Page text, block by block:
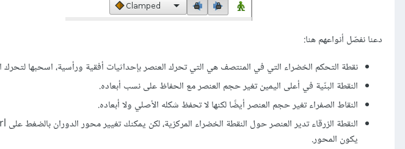
دعنا نفصّل أنواعهم هنا:
نقطة التحكم الخضراء التي في المنتصف هي التي تحرك العنصر بإحداثيات أفقية ورأسية، اسحبها لتحرك
النقطة البنّية في أعلى اليمين تغير حجم العنصر مع الحفاظ على نسب أبعاده.
النقاط الصفراء تغير حجم العنصر أيضًا لكنها لا تحفظ شكله الأصلي ولا أبعاده.
يكون المحور.